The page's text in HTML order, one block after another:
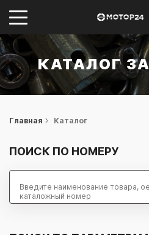
КАТАЛОГ
Главная Каталог
ПОИСК ПО НОМЕРУ